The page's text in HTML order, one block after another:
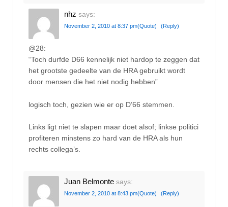
nhz says:
November 2, 2010 at 8:37 pm(Quote) (Reply)
@28:
“Toch durfde D66 kennelijk niet hardop te zeggen dat
het grootste gedeelte van de HRA gebruikt wordt
door mensen die het niet nodig hebben”
logisch toch, gezien wie er op D’66 stemmen.
Links ligt niet te slapen maar doet alsof; linkse politici
profiteren minstens zo hard van de HRA als hun
rechts collega’s.
Juan Belmonte says:
November 2, 2010 at 8:43 pm(Quote) (Reply)